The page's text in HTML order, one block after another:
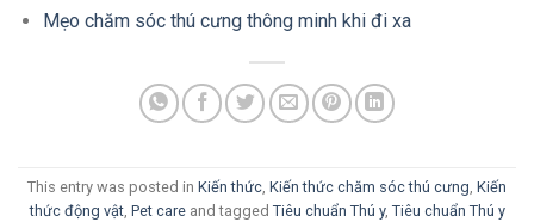
Mẹo chăm sóc thú cưng thông minh khi đi xa
This entry was posted in Kiến thức, Kiến thức chăm sóc thú cưng, Kiến
thức động vật, Pet careand tagged Tiêu chuẩn Thú y, Tiêu chuẩn Thú y